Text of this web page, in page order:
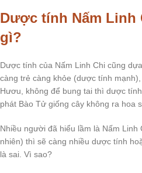
Dược tính Nấm Linh
gì?
Dược tính của Nấm Linh Chi cũng
càng trẻ càng khỏe (dược tính
Hươu, không để bung tai thì dược
phát Bào Tử giống cây không ra hoa
Nhiều người đã hiểu lầm là Nấm
nhiên) thì sẽ càng nhiều dược tính
là sai. Vì sao?